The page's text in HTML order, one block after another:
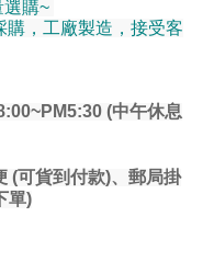
選購~
購，工廠製造，接受客
(中午休息
(可貨到付款)、郵局掛
單)